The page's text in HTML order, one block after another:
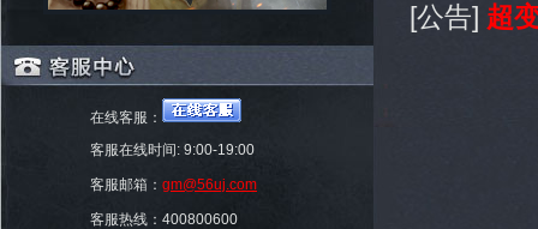
在线客服：
客服在线时间: 9:00-19:00
客服邮箱： gm@56uj.com
客服热线：400800600
[公告] 超